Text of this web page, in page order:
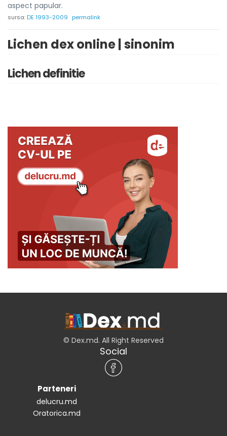
aspect papular.
sursa:DE 1993-2009 permalink
Lichen dex online | sinonim
Lichen definitie
© Dex.md. All Right Reserved
Social
Parteneri
delucru.md
Oratorica.md